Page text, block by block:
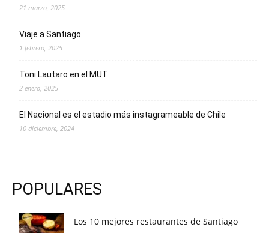
21 marzo, 2025
Viaje a Santiago
1 febrero, 2025
Toni Lautaro en el MUT
2 enero, 2025
El Nacional es el estadio más instagrameable de Chile
10 diciembre, 2024
POPULARES
Los 10 mejores restaurantes de Santiago